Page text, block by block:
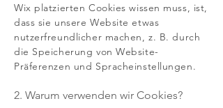
Wix platzierten Cookies wissen muss, ist,
dass sie unsere Website etwas
nutzerfreundlicher machen, z. B. durch
die Speicherung von Website-
Präferenzen und Spracheinstellungen.
2. Warum verwenden wir Cookies?